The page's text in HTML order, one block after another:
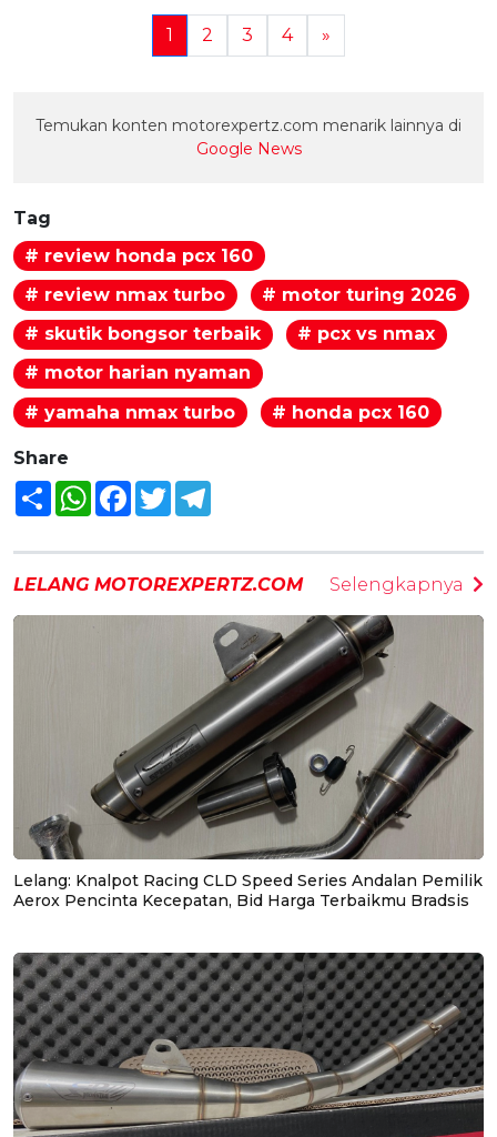
1 2 3 4 »
Temukan konten motorexpertz.com menarik lainnya di
Google News
Tag
# review honda pcx 160
# review nmax turbo
# motor turing 2026
# skutik bongsor terbaik
# pcx vs nmax
# motor harian nyaman
# yamaha nmax turbo
# honda pcx 160
Share
Share WhatsAppFacebook
Twitter
LELANG MOTOREXPERTZ.COM Selengkapnya
Lelang: Knalpot Racing CLD Speed Series Andalan Pemilik
Aerox Pencinta Kecepatan, Bid Harga Terbaikmu Bradsis